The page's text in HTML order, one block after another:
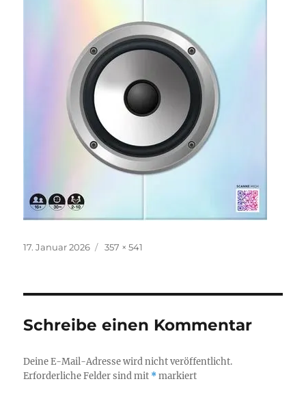
Veröffentlicht
17. Januar 2026 Originalgröße
357 × 541
Schreibe einen Kommentar
Deine E-Mail-Adresse wird nicht veröffentlicht.
Erforderliche Felder sind mit *markiert